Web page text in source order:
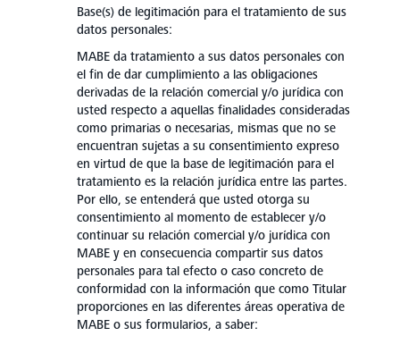
Base(s) de legitimación para el tratamiento de sus
datos personales:
MABE da tratamiento a sus datos personales con
el fin de dar cumplimiento a las obligaciones
derivadas de la relación comercial y/o jurídica con
usted respecto a aquellas finalidades consideradas
como primarias o necesarias, mismas que no se
encuentran sujetas a su consentimiento expreso
en virtud de que la base de legitimación para el
tratamiento es la relación jurídica entre las partes.
Por ello, se entenderá que usted otorga su
consentimiento al momento de establecer y/o
continuar su relación comercial y/o jurídica con
MABE y en consecuencia compartir sus datos
personales para tal efecto o caso concreto de
conformidad con la información que como Titular
proporciones en las diferentes áreas operativa de
MABE o sus formularios, a saber: